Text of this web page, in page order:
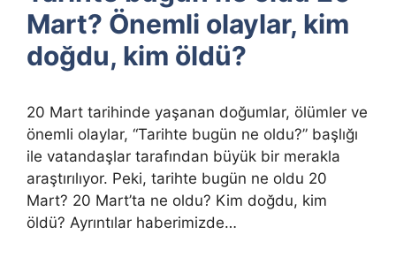
Mart? Önemli olaylar, kim
doğdu, kim öldü?
20 Mart tarihinde yaşanan doğumlar, ölümler ve
önemli olaylar, “Tarihte bugün ne oldu?” başlığı
ile vatandaşlar tarafından büyük bir merakla
araştırılıyor. Peki, tarihte bugün ne oldu 20
Mart? 20 Mart’ta ne oldu? Kim doğdu, kim
öldü? Ayrıntılar haberimizde…